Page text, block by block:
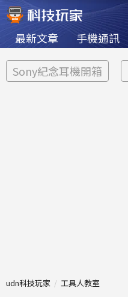
最新文章 手機通訊
Sony紀念耳機開箱
udn科技玩家 工具人教室